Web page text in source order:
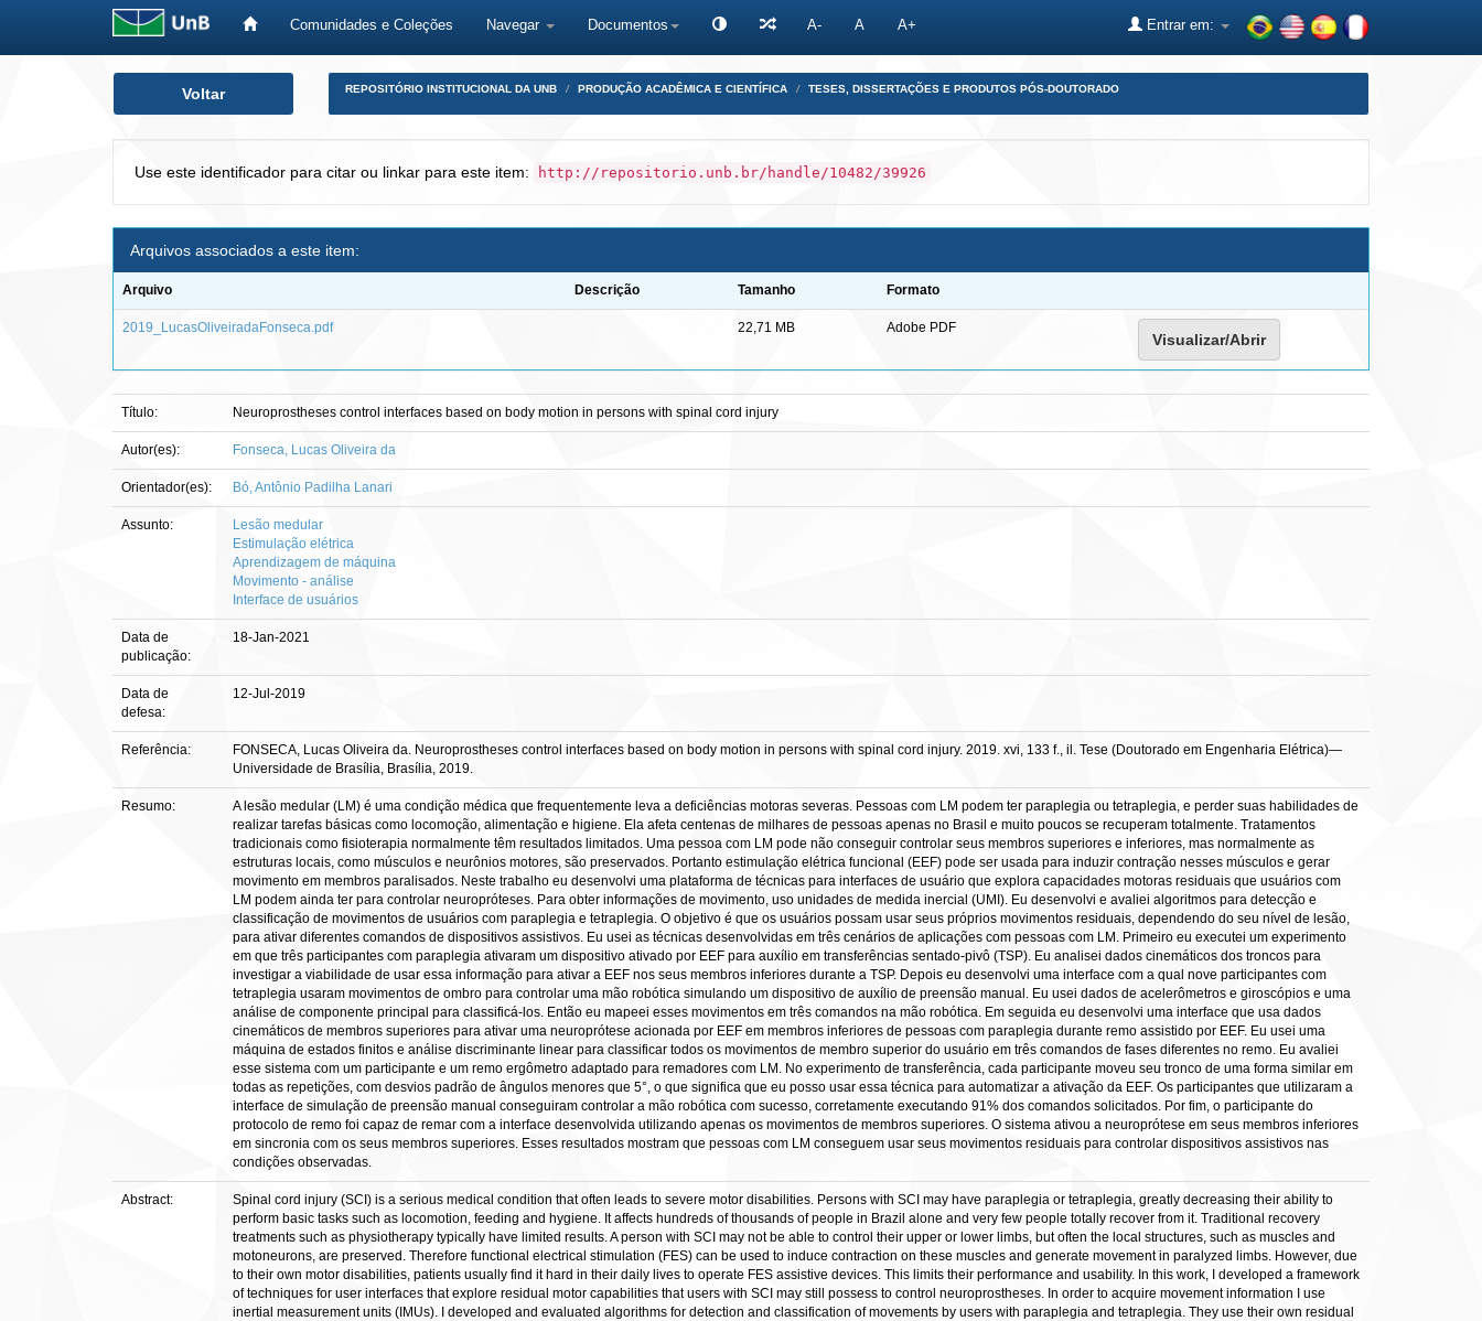
Comunidades e Coleções Navegar Documentos A- A A+ Entrar em:
Voltar REPOSITÓRIO INSTITUCIONAL DA UNB PRODUÇÃO ACADÊMICA E CIENTÍFICA TESES, DISSERTAÇÕES E PRODUTOS PÓS-DOUTORADO
Use este identificador para citar ou linkar para este item: http://repositorio.unb.br/handle/10482/39926
Arquivos associados a este item:
Arquivo Descrição Tamanho Formato
2019_LucasOliveiradaFonseca.pdf 22,71 MB Adobe PDF
Visualizar/Abrir
Título: Neuroprostheses control interfaces based on body motion in persons with spinal cord injury
Autor(es): Fonseca, Lucas Oliveira da
Orientador(es): Bó, Antônio Padilha Lanari
Assunto:
Lesão medular
Estimulação elétrica
Aprendizagem de máquina
Movimento - análise
Interface de usuários
Data de
publicação:
18-Jan-2021
Data de
defesa:
12-Jul-2019
Referência:
FONSECA, Lucas Oliveira da. Neuroprostheses control interfaces based on body motion in persons with spinal cord injury. 2019. xvi, 133 f., il. Tese (Doutorado em Engenharia Elétrica)—
Universidade de Brasília, Brasília, 2019.
Resumo:
A lesão medular (LM) é uma condição médica que frequentemente leva a deficiências motoras severas. Pessoas com LM podem ter paraplegia ou tetraplegia, e perder suas habilidades de
realizar tarefas básicas como locomoção, alimentação e higiene. Ela afeta centenas de milhares de pessoas apenas no Brasil e muito poucos se recuperam totalmente. Tratamentos
tradicionais como fisioterapia normalmente têm resultados limitados. Uma pessoa com LM pode não conseguir controlar seus membros superiores e inferiores, mas normalmente as
estruturas locais, como músculos e neurônios motores, são preservados. Portanto estimulação elétrica funcional (EEF) pode ser usada para induzir contração nesses músculos e gerar
movimento em membros paralisados. Neste trabalho eu desenvolvi uma plataforma de técnicas para interfaces de usuário que explora capacidades motoras residuais que usuários com
LM podem ainda ter para controlar neuropróteses. Para obter informações de movimento, uso unidades de medida inercial (UMI). Eu desenvolvi e avaliei algoritmos para detecção e
classificação de movimentos de usuários com paraplegia e tetraplegia. O objetivo é que os usuários possam usar seus próprios movimentos residuais, dependendo do seu nível de lesão,
para ativar diferentes comandos de dispositivos assistivos. Eu usei as técnicas desenvolvidas em três cenários de aplicações com pessoas com LM. Primeiro eu executei um experimento
em que três participantes com paraplegia ativaram um dispositivo ativado por EEF para auxílio em transferências sentado-pivô (TSP). Eu analisei dados cinemáticos dos troncos para
investigar a viabilidade de usar essa informação para ativar a EEF nos seus membros inferiores durante a TSP. Depois eu desenvolvi uma interface com a qual nove participantes com
tetraplegia usaram movimentos de ombro para controlar uma mão robótica simulando um dispositivo de auxílio de preensão manual. Eu usei dados de acelerômetros e giroscópios e uma
análise de componente principal para classificá-los. Então eu mapeei esses movimentos em três comandos na mão robótica. Em seguida eu desenvolvi uma interface que usa dados
cinemáticos de membros superiores para ativar uma neuroprótese acionada por EEF em membros inferiores de pessoas com paraplegia durante remo assistido por EEF. Eu usei uma
máquina de estados finitos e análise discriminante linear para classificar todos os movimentos de membro superior do usuário em três comandos de fases diferentes no remo. Eu avaliei
esse sistema com um participante e um remo ergômetro adaptado para remadores com LM. No experimento de transferência, cada participante moveu seu tronco de uma forma similar em
todas as repetições, com desvios padrão de ângulos menores que 5°, o que significa que eu posso usar essa técnica para automatizar a ativação da EEF. Os participantes que utilizaram a
interface de simulação de preensão manual conseguiram controlar a mão robótica com sucesso, corretamente executando 91% dos comandos solicitados. Por fim, o participante do
protocolo de remo foi capaz de remar com a interface desenvolvida utilizando apenas os movimentos de membros superiores. O sistema ativou a neuroprótese em seus membros inferiores
em sincronia com os seus membros superiores. Esses resultados mostram que pessoas com LM conseguem usar seus movimentos residuais para controlar dispositivos assistivos nas
condições observadas.
Abstract:
Spinal cord injury (SCI) is a serious medical condition that often leads to severe motor disabilities. Persons with SCI may have paraplegia or tetraplegia, greatly decreasing their ability to
perform basic tasks such as locomotion, feeding and hygiene. It affects hundreds of thousands of people in Brazil alone and very few people totally recover from it. Traditional recovery
treatments such as physiotherapy typically have limited results. A person with SCI may not be able to control their upper or lower limbs, but often the local structures, such as muscles and
motoneurons, are preserved. Therefore functional electrical stimulation (FES) can be used to induce contraction on these muscles and generate movement in paralyzed limbs. However, due
to their own motor disabilities, patients usually find it hard in their daily lives to operate FES assistive devices. This limits their performance and usability. In this work, I developed a framework
of techniques for user interfaces that explore residual motor capabilities that users with SCI may still possess to control neuroprostheses. In order to acquire movement information I use
inertial measurement units (IMUs). I developed and evaluated algorithms for detection and classification of movements by users with paraplegia and tetraplegia. They use their own residual